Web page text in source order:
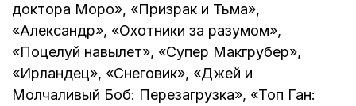
доктора Моро», «Призрак и Тьма»,
«Александр», «Охотники за разумом»,
«Поцелуй навылет», «Супер Макгрубер»,
«Ирландец», «Снеговик», «Джей и
Молчаливый Боб: Перезагрузка», «Топ Ган: